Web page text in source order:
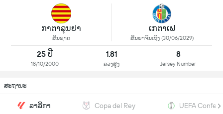
ກາຕາລຸນຢາ
ສັນຊາດ
ເກຕາເຟ
ສັນຍາຈົນເຖິງ (30/06/2029)
25 ປີ
18/10/2000
1.81
ລວງສູງ
8
Jersey Number
ສະຖານະ
ລາລີກາ Copa del Rey UEFA